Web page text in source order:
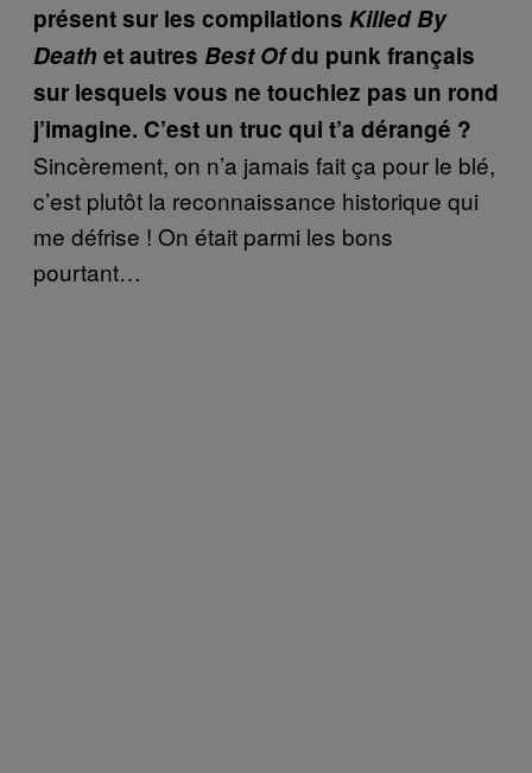
présent sur les compilations Killed By
Death et autres Best Ofdu punk français
sur lesquels vous ne touchiez pas un rond
j’imagine. C’est un truc qui t’a dérangé ?
Sincèrement, on n’a jamais fait ça pour le blé,
c’est plutôt la reconnaissance historique qui
me défrise ! On était parmi les bons
pourtant…